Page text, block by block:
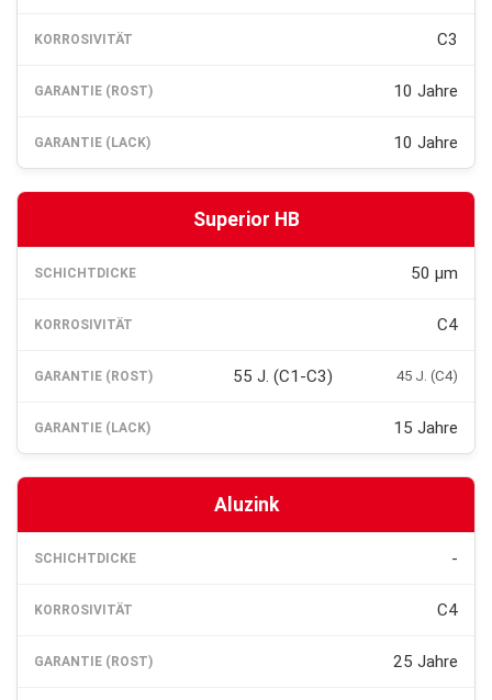
C3
10 Jahre
10 Jahre
Superior HB
50 µm
C4
55 J. (C1-C3) 45 J. (C4)
15 Jahre
Aluzink
-
C4
25 Jahre